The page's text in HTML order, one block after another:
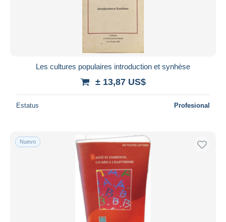
Les cultures populaires introduction et synhèse
± 13,87 US$
Estatus Profesional
Nuevo